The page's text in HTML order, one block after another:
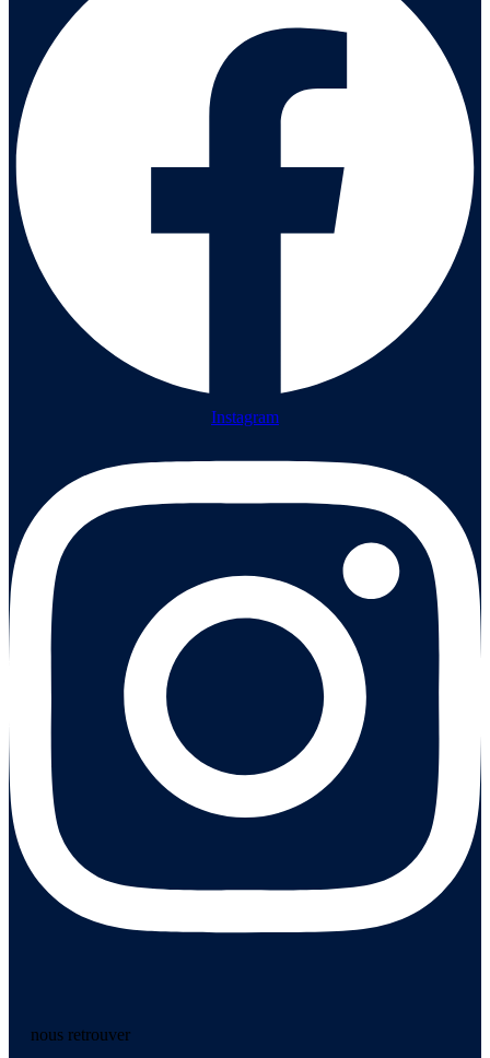
Instagram
nous retrouver